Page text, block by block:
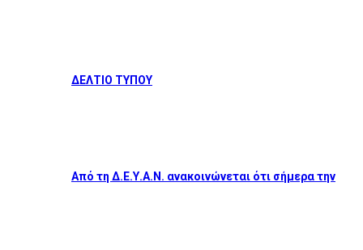
ΔΕΛΤΙΟ ΤΥΠΟΥ
Από τη Δ.Ε.Υ.Α.Ν. ανακοινώνεται ότι σήμερα την